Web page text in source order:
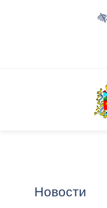
Новости